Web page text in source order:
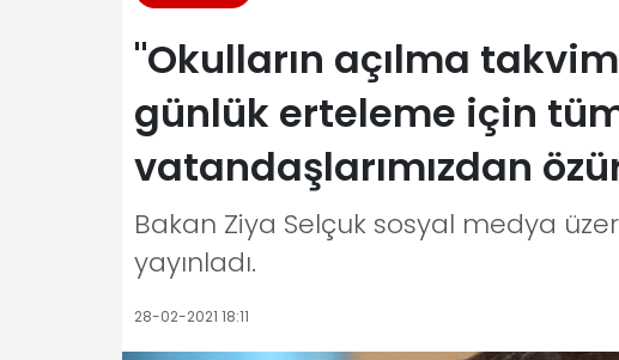
"Okulların açılma
günlük erteleme için
vatandaşlarımızdan
Bakan Ziya Selçuk sosyal medya
yayınladı.
28-02-2021 18:11